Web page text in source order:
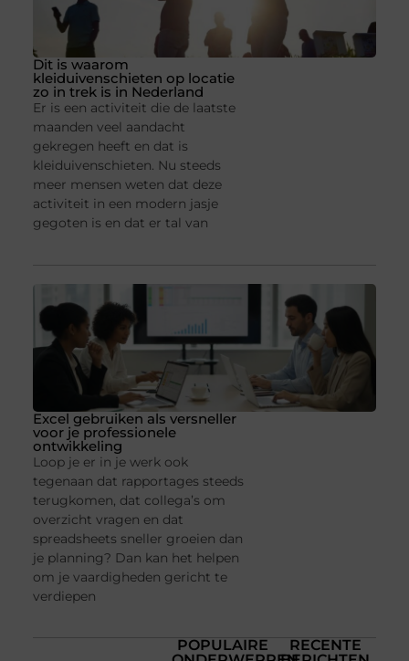
Dit is waarom
kleiduivenschieten op locatie
zo in trek is in Nederland
Er is een activiteit die de laatste
maanden veel aandacht
gekregen heeft en dat is
kleiduivenschieten. Nu steeds
meer mensen weten dat deze
activiteit in een modern jasje
gegoten is en dat er tal van
Excel gebruiken als versneller
voor je professionele
ontwikkeling
Loop je er in je werk ook
tegenaan dat rapportages steeds
terugkomen, dat collega’s om
overzicht vragen en dat
spreadsheets sneller groeien dan
je planning? Dan kan het helpen
om je vaardigheden gericht te
verdiepen
POPULAIRE
RECENTE